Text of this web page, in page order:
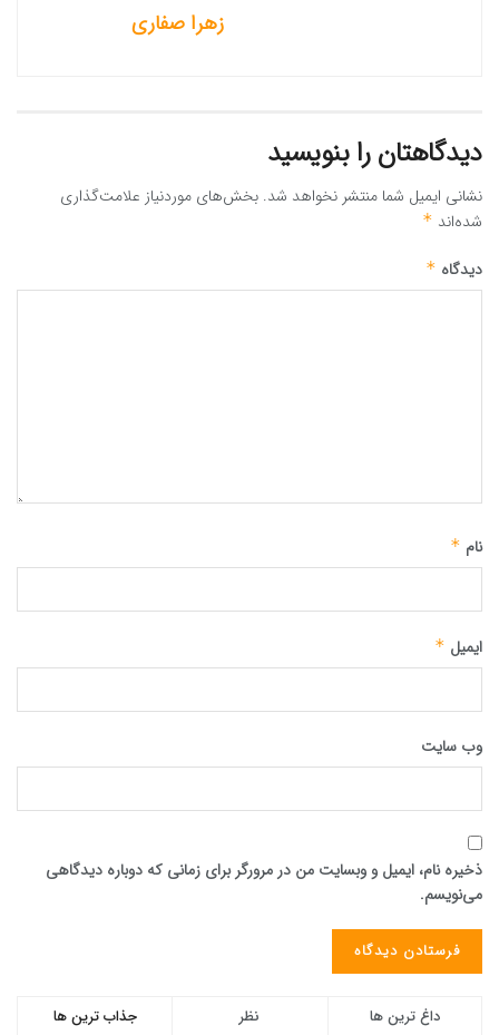
زهرا صفاری
دیدگاهتان را بنویسید
نشانی ایمیل شما منتشر نخواهد شد. بخش‌های موردنیاز علامت‌گذاری
شده‌اند *
دیدگاه *
نام *
ایمیل *
وب‌ سایت
ذخیره نام، ایمیل و وبسایت من در مرورگر برای زمانی که دوباره دیدگاهی
می‌نویسم.
جذاب ترین ها نظر داغ ترین ها